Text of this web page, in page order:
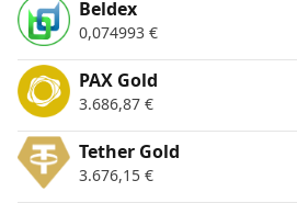
Beldex
0,074993 €
PAX Gold
3.686,87 €
Tether Gold
3.676,15 €